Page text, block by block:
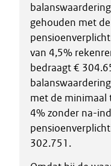
gehouden met
van 4,5%
bedraagt €
met de minimaal
4% zonder na-
302.751.